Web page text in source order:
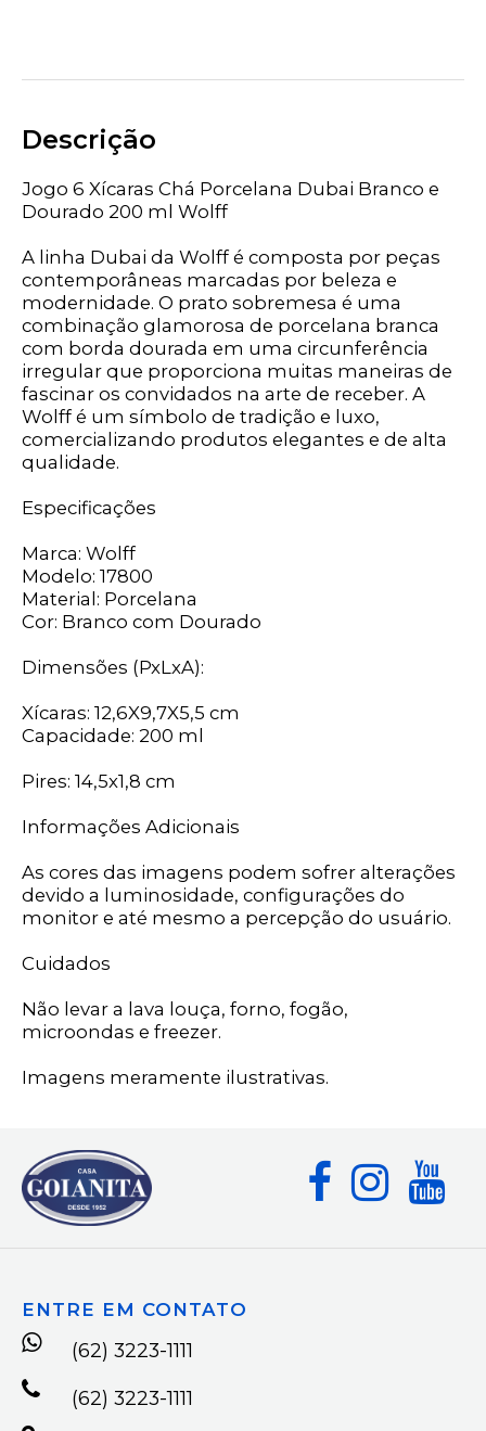
Descrição
Jogo 6 Xícaras Chá Porcelana Dubai Branco e
Dourado 200 ml Wolff
A linha Dubai da Wolff é composta por peças
contemporâneas marcadas por beleza e
modernidade. O prato sobremesa é uma
combinação glamorosa de porcelana branca
com borda dourada em uma circunferência
irregular que proporciona muitas maneiras de
fascinar os convidados na arte de receber. A
Wolff é um símbolo de tradição e luxo,
comercializando produtos elegantes e de alta
qualidade.
Especificações
Marca: Wolff
Modelo: 17800
Material: Porcelana
Cor: Branco com Dourado
Dimensões (PxLxA):
Xícaras: 12,6X9,7X5,5 cm
Capacidade: 200 ml
Pires: 14,5x1,8 cm
Informações Adicionais
As cores das imagens podem sofrer alterações
devido a luminosidade, configurações do
monitor e até mesmo a percepção do usuário.
Cuidados
Não levar a lava louça, forno, fogão,
microondas e freezer.
Imagens meramente ilustrativas.
ENTRE EM CONTATO
(62) 3223-1111
(62) 3223-1111